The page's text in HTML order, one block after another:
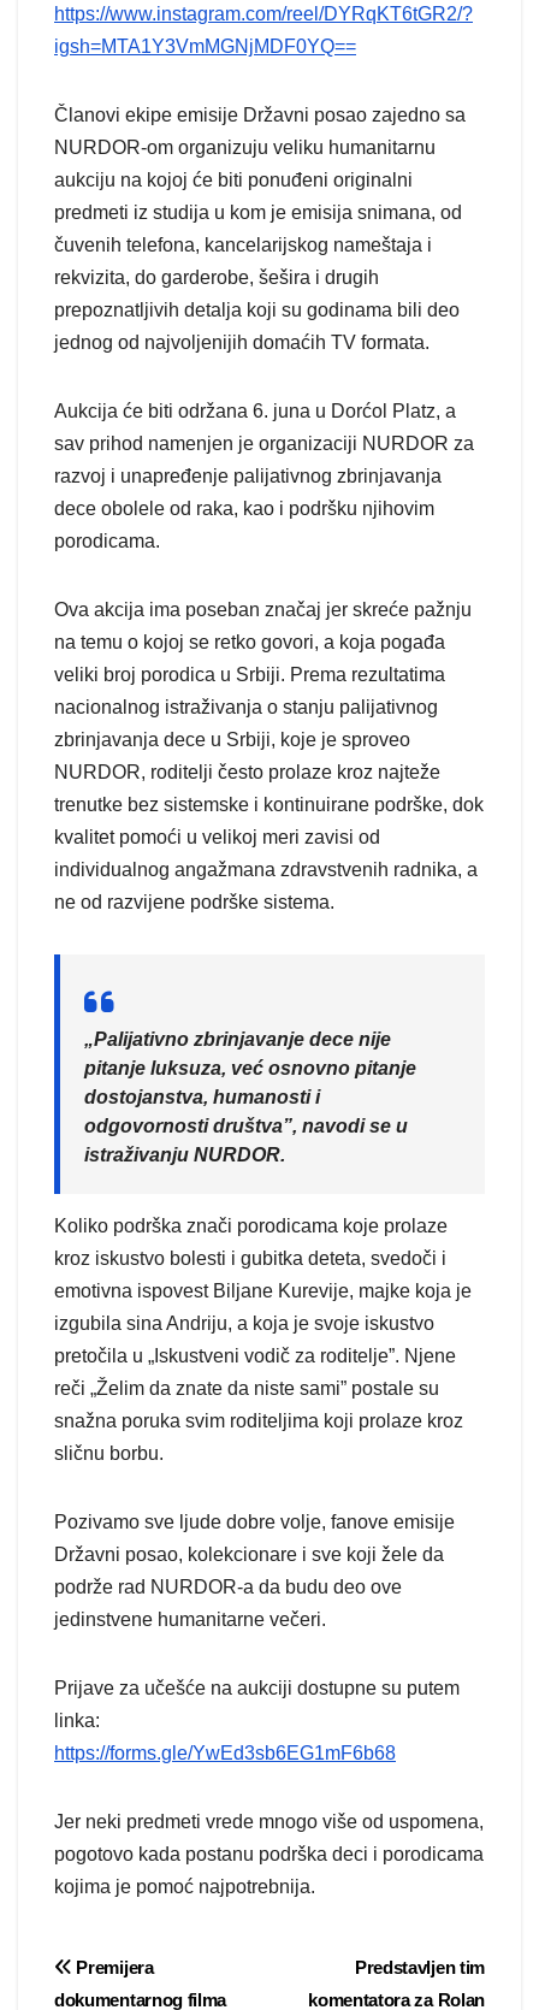
https://www.instagram.com/reel/DYRqKT6tGR2/?
igsh=MTA1Y3VmMGNjMDF0YQ==
Članovi ekipe emisije Državni posao zajedno sa
NURDOR-om organizuju veliku humanitarnu
aukciju na kojoj će biti ponuđeni originalni
predmeti iz studija u kom je emisija snimana, od
čuvenih telefona, kancelarijskog nameštaja i
rekvizita, do garderobe, šešira i drugih
prepoznatljivih detalja koji su godinama bili deo
jednog od najvoljenijih domaćih TV formata.
Aukcija će biti održana 6. juna u Dorćol Platz, a
sav prihod namenjen je organizaciji NURDOR za
razvoj i unapređenje palijativnog zbrinjavanja
dece obolele od raka, kao i podršku njihovim
porodicama.
Ova akcija ima poseban značaj jer skreće pažnju
na temu o kojoj se retko govori, a koja pogađa
veliki broj porodica u Srbiji. Prema rezultatima
nacionalnog istraživanja o stanju palijativnog
zbrinjavanja dece u Srbiji, koje je sproveo
NURDOR, roditelji često prolaze kroz najteže
trenutke bez sistemske i kontinuirane podrške, dok
kvalitet pomoći u velikoj meri zavisi od
individualnog angažmana zdravstvenih radnika, a
ne od razvijene podrške sistema.
„Palijativno zbrinjavanje dece nije
pitanje luksuza, već osnovno pitanje
dostojanstva, humanosti i
odgovornosti društva”, navodi se u
istraživanju NURDOR.
Koliko podrška znači porodicama koje prolaze
kroz iskustvo bolesti i gubitka deteta, svedoči i
emotivna ispovest Biljane Kurevije, majke koja je
izgubila sina Andriju, a koja je svoje iskustvo
pretočila u „Iskustveni vodič za roditelje”. Njene
reči „Želim da znate da niste sami” postale su
snažna poruka svim roditeljima koji prolaze kroz
sličnu borbu.
Pozivamo sve ljude dobre volje, fanove emisije
Državni posao, kolekcionare i sve koji žele da
podrže rad NURDOR-a da budu deo ove
jedinstvene humanitarne večeri.
Prijave za učešće na aukciji dostupne su putem
linka:
https://forms.gle/YwEd3sb6EG1mF6b68
Jer neki predmeti vrede mnogo više od uspomena,
pogotovo kada postanu podrška deci i porodicama
kojima je pomoć najpotrebnija.
Post
Predstavljen tim
komentatora za Rolan
Premijera
dokumentarnog filma